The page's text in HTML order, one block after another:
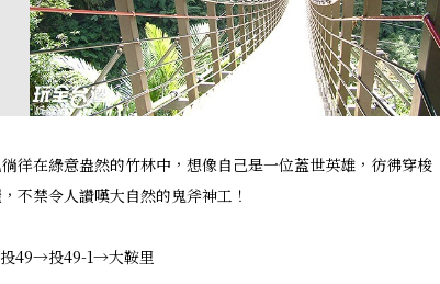
徉在綠意盎然的竹林中，想像自己是一位蓋世英雄，彷彿穿梭
不禁令人讚嘆大自然的鬼斧神工！
49→投49-1→大鞍里